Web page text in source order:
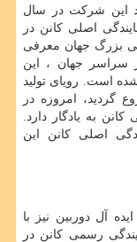
این شرکت در سال
اصلی کانن در
بزرگ جهان معرفی
سراسر جهان ، این
است. رویای تولید
گردید، امروزه در
به یادگار دارد.
اصلی کانن این
آل دوربین نیز با
رسمی کانن در